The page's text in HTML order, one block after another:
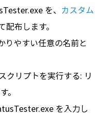
を、 カスタム
布します。
りやすい任意の名前と
クリプトを実行する: リ
。
を入力し